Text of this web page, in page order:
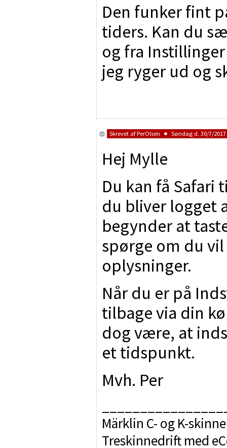
Den funker fint
tiders. Kan du
og fra
jeg ryger ud og
Skrevet afPerOlsen Søndag d. 30/7/2017
Hej Mylle
Du kan få Safari
du bliver logget
begynder at
spørge om du
oplysninger.
Når du er på
tilbage via din
dog være, at
et tidspunkt.
Mvh. Per
Märklin C- og K-
Treskinnedrift med